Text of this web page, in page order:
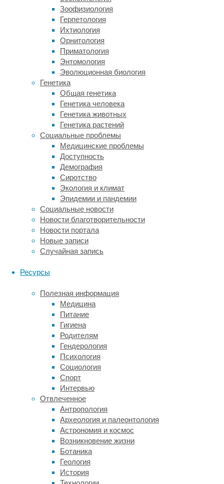
Зоофизиология
Герпетология
Ихтиология
Орнитология
Приматология
Энтомология
Эволюционная биология
Генетика
Общая генетика
Генетика человека
Генетика животных
Генетика растений
Социальные проблемы
Медицинские проблемы
Доступность
Демография
Сиротство
Экология и климат
Эпидемии и пандемии
Социальные новости
Новости благотворительности
Новости портала
Новые записи
Случайная запись
Ресурсы
Полезная информация
Медицина
Питание
Гигиена
Родителям
Гендерология
Психология
Социология
Спорт
Интервью
Отвлеченное
Антропология
Археология и палеонтология
Астрономия и космос
Возникновение жизни
Ботаника
Геология
История
причин,
почему
стоит
обратиться
нам
за
арендой
спецодежды:
Широкий
выбор.
У
найдёте
рабочую
одежду
всех
профессий:
строителей,
медицинских
работников,
производственных
и
многих
других.
Высокое
качество.
Наша
спецодежда
изготовлена
из
прочных
и
долговечных
материалов,
которые
обеспечивают
комфорт
защиту